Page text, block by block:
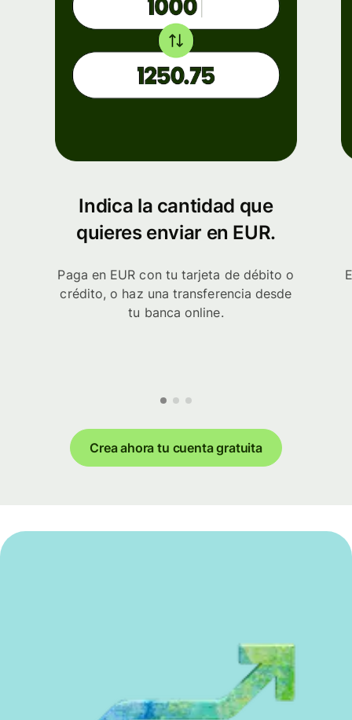
Indica la cantidad que
quieres enviar en EUR.
Paga en EUR con tu tarjeta de débito o
crédito, o haz una transferencia desde
tu banca online.
Crea ahora tu cuenta gratuita